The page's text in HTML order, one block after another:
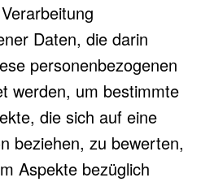
Daten, die darin
personenbezogenen
werden, um bestimmte
die sich auf eine
beziehen, zu bewerten,
Aspekte bezüglich